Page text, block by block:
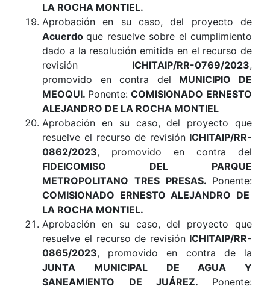
LA ROCHA MONTIEL.
Aprobación en su caso, del proyecto de
Acuerdoque resuelve sobre el cumplimiento
dado a la resolución emitida en el recurso de
revisión ICHITAIP/RR-0769/2023,
promovido en contra del MUNICIPIO DE
MEOQUI. Ponente: COMISIONADO ERNESTO
ALEJANDRO DE LA ROCHA MONTIEL
Aprobación en su caso, del proyecto que
resuelve el recurso de revisión ICHITAIP/RR-
0862/2023, promovido en contra del
FIDEICOMISO DEL PARQUE
METROPOLITANO TRES PRESAS. Ponente:
COMISIONADO ERNESTO ALEJANDRO DE
LA ROCHA MONTIEL.
Aprobación en su caso, del proyecto que
resuelve el recurso de revisión ICHITAIP/RR-
0865/2023, promovido en contra de la
JUNTA MUNICIPAL DE AGUA Y
SANEAMIENTO DE JUÁREZ. Ponente: